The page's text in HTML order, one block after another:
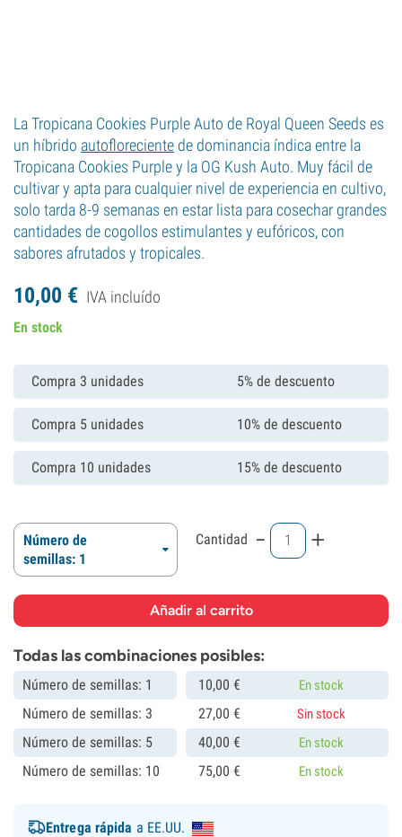
La Tropicana Cookies Purple Auto de Royal Queen Seeds es
un híbrido autofloreciente de dominancia índica entre la
Tropicana Cookies Purple y la OG Kush Auto. Muy fácil de
cultivar y apta para cualquier nivel de experiencia en cultivo,
solo tarda 8-9 semanas en estar lista para cosechar grandes
cantidades de cogollos estimulantes y eufóricos, con
sabores afrutados y tropicales.
10,00 € IVA incluído
En stock
Compra 3 unidades 5% de descuento
Compra 5 unidades 10% de descuento
Compra 10 unidades 15% de descuento
Número de
semillas: 1
Cantidad - +
Todas las combinaciones posibles:
Número de semillas: 1 10,00 € En stock
Número de semillas: 3 27,00 € Sin stock
Número de semillas: 5 40,00 € En stock
Número de semillas: 10 75,00 € En stock
Entrega rápida a EE.UU.